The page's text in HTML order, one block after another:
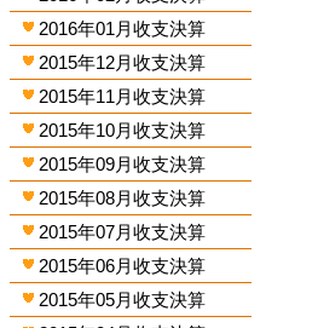
2016年01月收支決算
2015年12月收支決算
2015年11月收支決算
2015年10月收支決算
2015年09月收支決算
2015年08月收支決算
2015年07月收支決算
2015年06月收支決算
2015年05月收支決算